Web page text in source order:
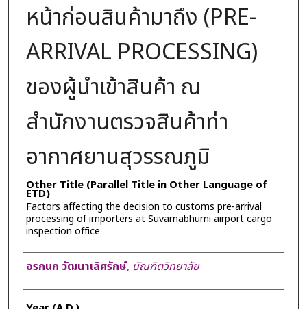
หน้าก่อนสินค้ามาถึง (PRE-
ARRIVAL PROCESSING)
ของผู้นำเข้าสินค้า ณ
สำนักงานตรวจสินค้าท่า
อากาศยานสุวรรณภูมิ
Other Title (Parallel Title in Other Language of
ETD)
Factors affecting the decision to customs pre-arrival
processing of importers at Suvarnabhumi airport cargo
inspection office
Author
อรกนก วัฒนาเลิศรักษ์, บัณฑิตวิทยาลัย